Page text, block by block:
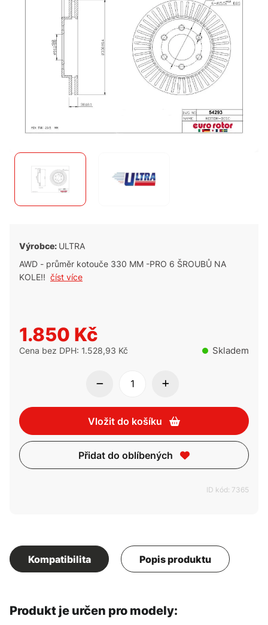
Výrobce: ULTRA
AWD - průměr kotouče 330 MM -PRO 6 ŠROUBŮ NA
KOLE!! číst více
1.850 Kč
Cena bez DPH: 1.528,93 Kč Skladem
Vložit do košíku
Přidat do oblíbených
ID kód: 7365
Kompatibilita Popis produktu
Produkt je určen pro modely: